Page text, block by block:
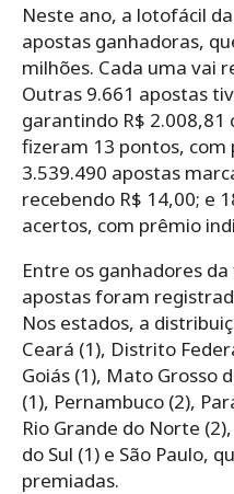
Neste ano, a lotofácil
apostas ganhadoras,
milhões. Cada uma vai
Outras 9.661 apostas
garantindo R$ 2.008,81
fizeram 13 pontos, com
3.539.490 apostas
recebendo R$ 14,00; e
acertos, com prêmio
Entre os ganhadores
apostas foram
Nos estados, a
Ceará (1), Distrito
Goiás (1), Mato Grosso
(1), Pernambuco (2),
Rio Grande do Norte
do Sul (1) e São Paulo,
premiadas.